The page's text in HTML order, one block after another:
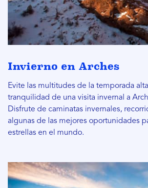
Invierno en Arches
Evite las multitudes de la temporada
tranquilidad de una visita invernal a
Disfrute de caminatas invernales,
algunas de las mejores oportunidades
estrellas en el mundo.